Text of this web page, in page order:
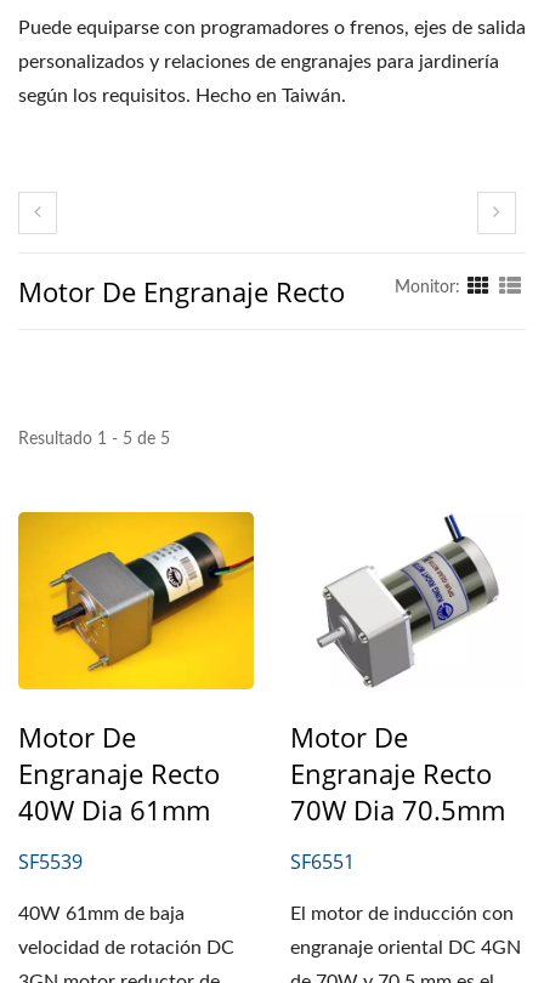
Puede equiparse con programadores o frenos, ejes de salida
personalizados y relaciones de engranajes para jardinería
según los requisitos. Hecho en Taiwán.
Motor De Engranaje Recto Monitor:
Resultado 1 - 5 de 5
Motor De
Engranaje Recto
40W Dia 61mm
SF5539
40W 61mm de baja
velocidad de rotación DC
Motor De
Engranaje Recto
70W Dia 70.5mm
SF6551
El motor de inducción con
engranaje oriental DC 4GN